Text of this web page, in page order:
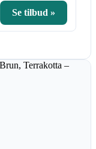
Se tilbud »